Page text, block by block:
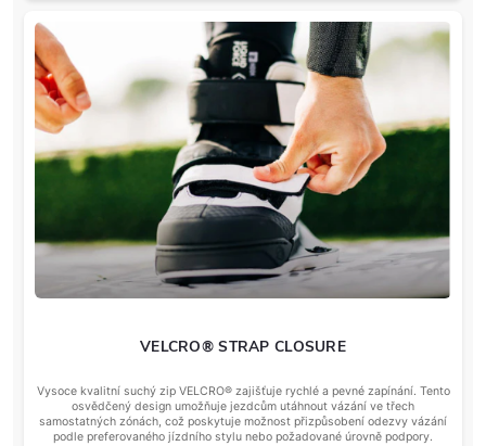
VELCRO® STRAP CLOSURE
Vysoce kvalitní suchý zip VELCRO® zajišťuje rychlé a pevné zapínání. Tento
osvědčený design umožňuje jezdcům utáhnout vázání ve třech
samostatných zónách, což poskytuje možnost přizpůsobení odezvy vázání
podle preferovaného jízdního stylu nebo požadované úrovně podpory.